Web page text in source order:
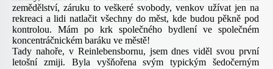
zemědělství, záruku to veškeré svobody, venkov užívat jen na
rekreaci a lidi natlačit všechny do měst, kde budou pěkně pod
kontrolou. Mám po krk společného bydlení ve společném
koncentráčnickém baráku ve městě!
Tady nahoře, v Reinlebensbornu, jsem dnes viděl svou první
letošní zmiji. Byla vyšňořena svým typickým šedočerným